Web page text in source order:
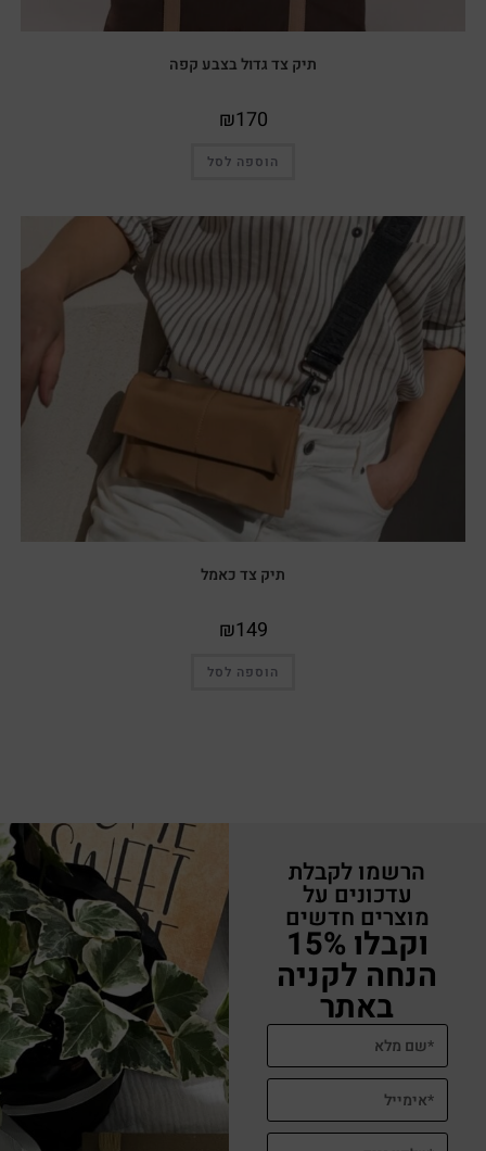
תיק צד גדול בצבע קפה
₪170
הוספה לסל
תיק צד כאמל
₪149
הוספה לסל
הרשמו לקבלת
עדכונים על
מוצרים חדשים
וקבלו 15%
הנחה לקניה
באתר